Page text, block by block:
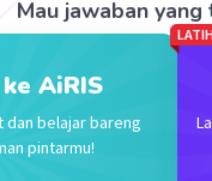
Mau jawaban
AiRIS
dan belajar bareng
pintarmu!